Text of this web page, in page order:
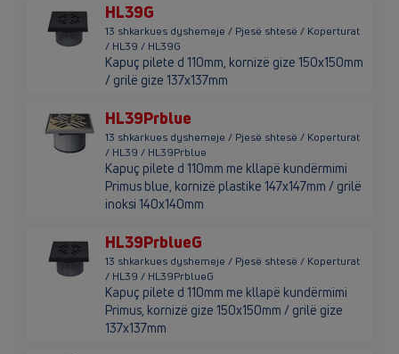
HL39G
13 shkarkues dyshemeje / Pjesë shtesë / Koperturat
/ HL39 / HL39G
Kapuç pilete d 110mm, kornizë gize 150x150mm
/ grilë gize 137x137mm
HL39Prblue
13 shkarkues dyshemeje / Pjesë shtesë / Koperturat
/ HL39 / HL39Prblue
Kapuç pilete d 110mm me kllapë kundërmimi
Primus blue, kornizë plastike 147x147mm / grilë
inoksi 140x140mm
HL39PrblueG
13 shkarkues dyshemeje / Pjesë shtesë / Koperturat
/ HL39 / HL39PrblueG
Kapuç pilete d 110mm me kllapë kundërmimi
Primus, kornizë gize 150x150mm / grilë gize
137x137mm